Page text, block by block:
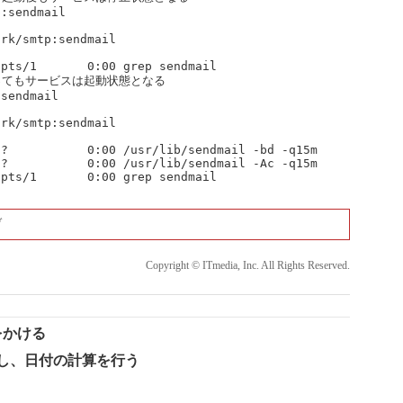
smtp:sendmail
1       0:00 grep sendmail
もサービスは起動状態となる
smtp:sendmail
0:00 /usr/lib/sendmail -bd -q15m
0:00 /usr/lib/sendmail -Ac -q15m
Copyright © ITmedia, Inc. All Rights Reserved.
ける
、日付の計算を行う